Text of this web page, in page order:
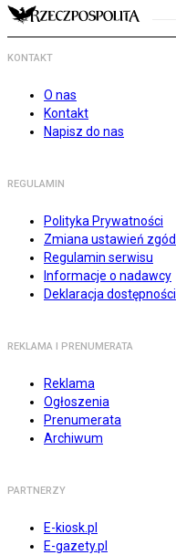
KONTAKT
O nas
Kontakt
Napisz do nas
REGULAMIN
Polityka Prywatności
Zmiana ustawień zgód
Regulamin serwisu
Informacje o nadawcy
Deklaracja dostępności
REKLAMA I PRENUMERATA
Reklama
Ogłoszenia
Prenumerata
Archiwum
PARTNERZY
E-kiosk.pl
E-gazety.pl